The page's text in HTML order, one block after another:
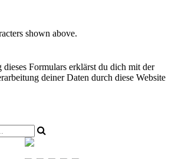
shown above.
Formulars erklärst du dich mit der
deiner Daten durch diese Website